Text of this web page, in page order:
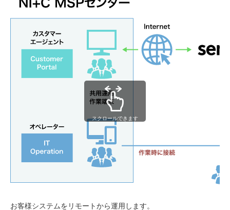
スクロールできます
お客様システムをリモートから運用します。